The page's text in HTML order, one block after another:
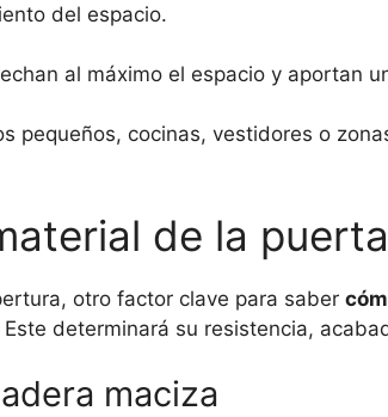
del espacio.
al máximo el espacio y aportan
pequeños, cocinas, vestidores o
de la puerta
otro factor clave para saber
determinará su resistencia,
maciza